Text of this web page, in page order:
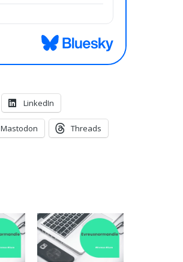
LinkedIn
Mastodon Threads